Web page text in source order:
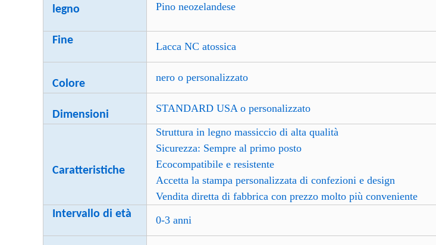
legno
Pino neozelandese
Fine Lacca NC atossica
Colore
nero o personalizzato
Dimensioni
STANDARD USA o personalizzato
Caratteristiche
Struttura in legno massiccio di alta qualità
Sicurezza: Sempre al primo posto
Ecocompatibile e resistente
Accetta la stampa personalizzata di confezioni e design
Vendita diretta di fabbrica con prezzo molto più conveniente
Intervallo di età
0-3 anni